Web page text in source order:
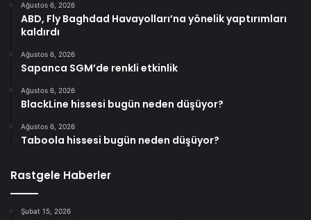
Ağustos 6, 2026
ABD, Fly Baghdad Havayolları’na yönelik yaptırımları
kaldırdı
Ağustos 6, 2026
Sapanca SGM’de renkli etkinlik
Ağustos 6, 2026
BlackLine hissesi bugün neden düşüyor?
Ağustos 6, 2026
Taboola hissesi bugün neden düşüyor?
Rastgele Haberler
Şubat 15, 2026